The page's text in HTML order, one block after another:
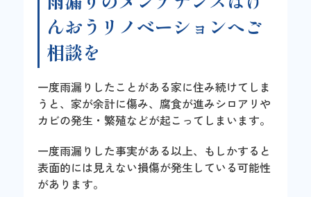
んおうリノベーションへご
相談を
一度雨漏りしたことがある家に住み続けてしま
うと、家が余計に傷み、腐食が進みシロアリや
カビの発生・繁殖などが起こってしまいます。
一度雨漏りした事実がある以上、もしかすると
表面的には見えない損傷が発生している可能性
があります。